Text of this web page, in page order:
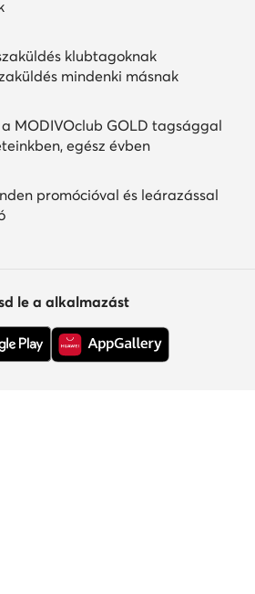
klubtagoknak
mindenki másnak
MODIVOclub GOLD tagsággal
egész évben
promócióval és leárazással
le a alkalmazást